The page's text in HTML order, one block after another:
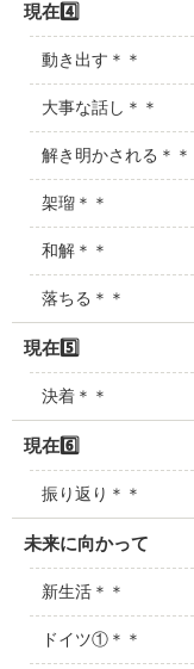
現在4️⃣
動き出す＊＊
大事な話し＊＊
解き明かされる＊＊
架瑠＊＊
和解＊＊
落ちる＊＊
現在5️⃣
決着＊＊
現在6️⃣
振り返り＊＊
未来に向かって
新生活＊＊
ドイツ①＊＊